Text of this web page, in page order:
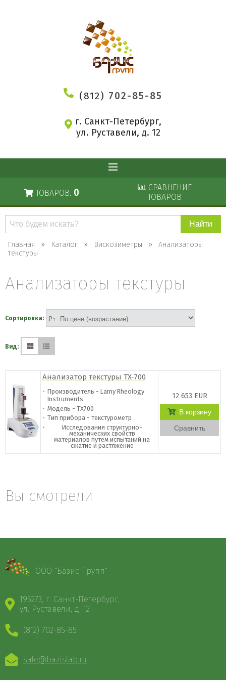
(812) 702-85-85
г. Санкт-Петербург,
ул. Руставели, д. 12
ТОВАРОВ: 0
СРАВНЕНИЕ
ТОВАРОВ
Поиск
каталогу
Главная Каталог Вискозиметры
Анализаторы
текстуры
Анализаторы текстуры
Сортировка:
Вид:
Анализатор текстуры TX-700
Производитель - Lamy Rheology
Instruments
Модель - TX700
Тип прибора - текстурометр
Исследования структурно-
механических свойств
материалов путем испытаний на
сжатие и растяжение
12 653 EUR
В корзину
Сравнить
Вы смотрели
ООО “Базис Групп”
195273, г. Санкт-Петербург,
ул. Руставели, д. 12
(812) 702-85-85
sale@bazislab.ru